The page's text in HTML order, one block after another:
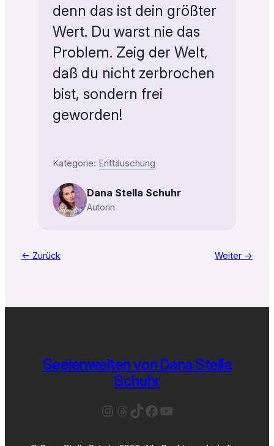
denn das ist dein größter
Wert. Du warst nie das
Problem. Zeig der Welt,
daß du nicht zerbrochen
bist, sondern frei
geworden!
Kategorie: Enttäuschung
Dana Stella Schuhr
Autorin
← Zurück Weiter →
Seelenwelten von Dana Stella
Schuhr
Instagram
Threads
TikTok
Facebook
YouTube